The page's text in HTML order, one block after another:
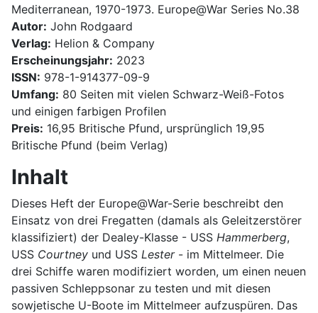
Mediterranean, 1970-1973. Europe@War Series No.38
Autor: John Rodgaard
Verlag: Helion & Company
Erscheinungsjahr: 2023
ISSN: 978-1-914377-09-9
Umfang: 80 Seiten mit vielen Schwarz-Weiß-Fotos
und einigen farbigen Profilen
Preis: 16,95 Britische Pfund, ursprünglich 19,95
Britische Pfund (beim Verlag)
Inhalt
Dieses Heft der Europe@War-Serie beschreibt den
Einsatz von drei Fregatten (damals als Geleitzerstörer
klassifiziert) der Dealey-Klasse - USS Hammerberg,
USS Courtney und USS Lester- im Mittelmeer. Die
drei Schiffe waren modifiziert worden, um einen neuen
passiven Schleppsonar zu testen und mit diesen
sowjetische U-Boote im Mittelmeer aufzuspüren. Das